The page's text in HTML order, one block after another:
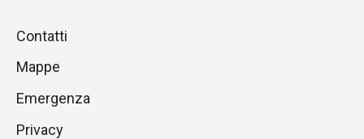
Salta
sezione
Piè
di
pagina
Contatti
Mappe
Emergenza
Privacy